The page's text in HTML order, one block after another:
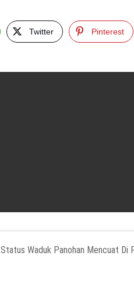
Twitter Pinterest
Status Waduk Panohan Mencuat Di